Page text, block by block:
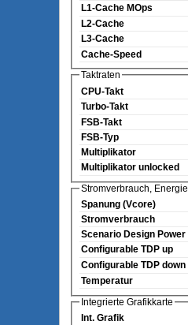
L1-Cache MOps
L2-Cache
L3-Cache
Cache-Speed
Taktraten
CPU-Takt
Turbo-Takt
FSB-Takt
FSB-Typ
Multiplikator
Multiplikator unlocked
Stromverbrauch, Energie
Spanung (Vcore)
Stromverbrauch
Scenario Design Power
Configurable TDP up
Configurable TDP down
Temperatur
Integrierte Grafikkarte
Int. Grafik